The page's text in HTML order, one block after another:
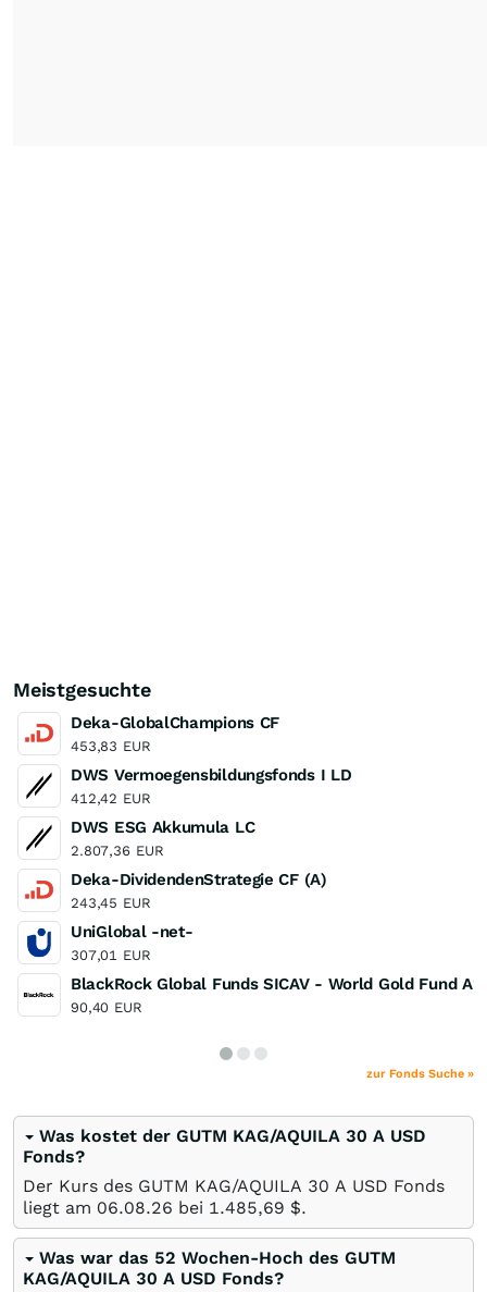
Meistgesuchte
Deka-GlobalChampions CF
453,83 EUR
DWS Vermoegensbildungsfonds I LD
412,42 EUR
DWS ESG Akkumula LC
2.807,36 EUR
Deka-DividendenStrategie CF (A)
243,45 EUR
UniGlobal -net-
307,01 EUR
BlackRock Global Funds SICAV - World Gold Fund A2
90,40 EUR
zur Fonds Suche »
Was kostet der GUTM KAG/AQUILA 30 A USD
Fonds?
Der Kurs des GUTM KAG/AQUILA 30 A USD Fonds
liegt am 06.08.26 bei 1.485,69 $.
Was war das 52 Wochen-Hoch des GUTM
KAG/AQUILA 30 A USD Fonds?